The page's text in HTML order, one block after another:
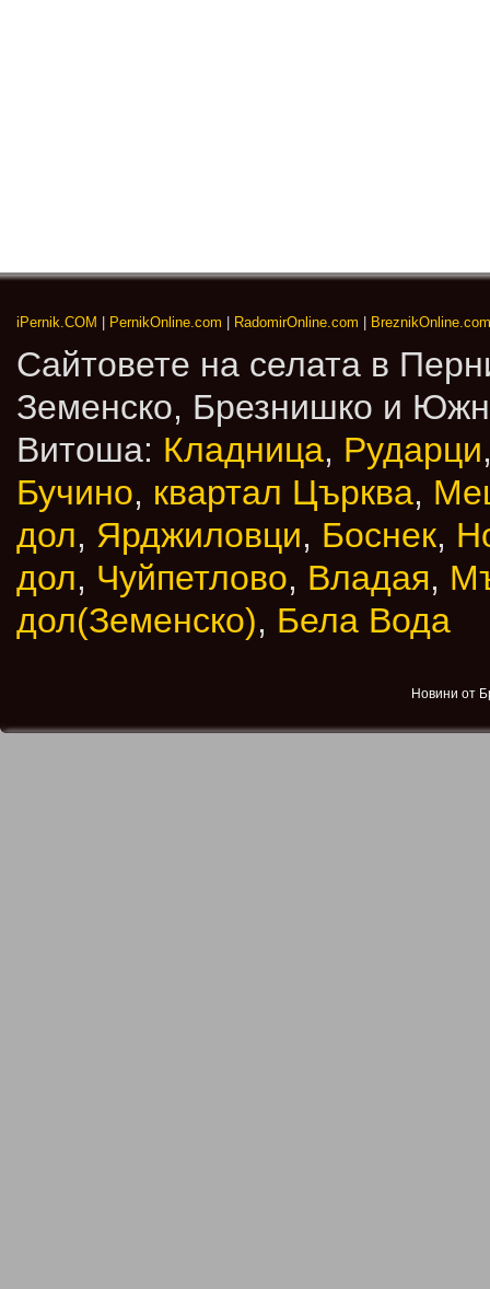
iPernik.COM | PernikOnline.com | RadomirOnline.com | BreznikOnline.com
Сайтовете на селата в
Земенско, Брезнишко и
Витоша: Кладница, Рударци
Бучино, квартал Църква,
дол, Ярджиловци, Боснек,
дол, Чуйпетлово, Владая,
дол(Земенско), Бела Вода
Новини от